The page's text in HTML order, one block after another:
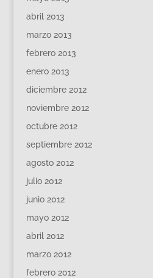
abril 2013
marzo 2013
febrero 2013
enero 2013
diciembre 2012
noviembre 2012
octubre 2012
septiembre 2012
agosto 2012
julio 2012
junio 2012
mayo 2012
abril 2012
marzo 2012
febrero 2012